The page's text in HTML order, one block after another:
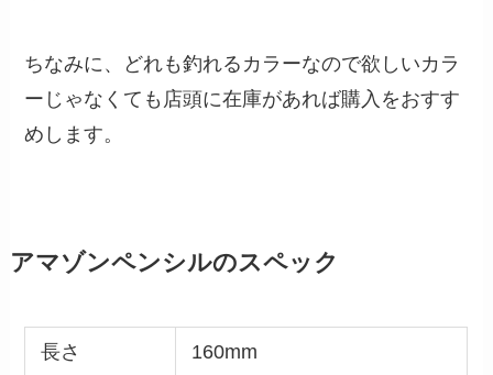
ちなみに、どれも釣れるカラーなので欲しいカラ
ーじゃなくても店頭に在庫があれば購入をおすす
めします。
アマゾンペンシルのスペック
長さ 160mm